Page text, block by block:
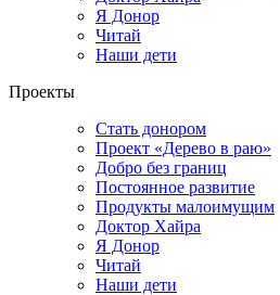
Я Донор
Читай
Наши дети
Проекты
Стать донором
Проект «Дерево в раю»
Добро без границ
Постоянное развитие
Продукты малоимущим
Доктор Хайра
Я Донор
Читай
Наши дети